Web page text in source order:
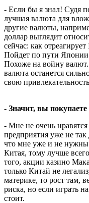
- Если бы я знал! Судя
лучшая валюта для
другие валюты,
доллар выглядит
сейчас: как
Пойдет по пути
Похоже на войну
валюта останется
свою
- Значит, вы
- Мне не очень
предприятия уже не
что мне уже и не
Китая, тому лучше
того, акции казино
только Китай не
материке, то рост там,
риска, но если играть
стоит.